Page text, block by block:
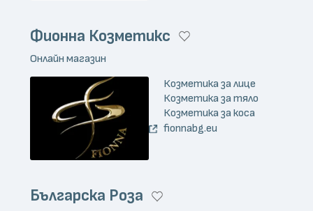
Фионна Козметикс
Онлайн магазин
Козметика за лице
Козметика за тяло
Козметика за коса
fionnabg.eu
Българска Роза